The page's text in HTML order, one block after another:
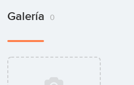
Galería 0